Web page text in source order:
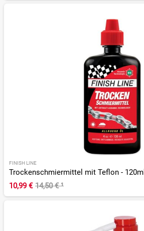
FINISH LINE
Trockenschmiermittel mit Teflon - 120ml
10,99 € 14,50 €¹